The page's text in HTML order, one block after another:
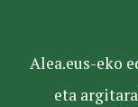
Alea.eus-eko
eta